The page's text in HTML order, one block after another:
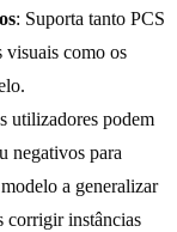
: Suporta tanto PCS
como os
utilizadores podem
negativos para
a generalizar
corrigir instâncias